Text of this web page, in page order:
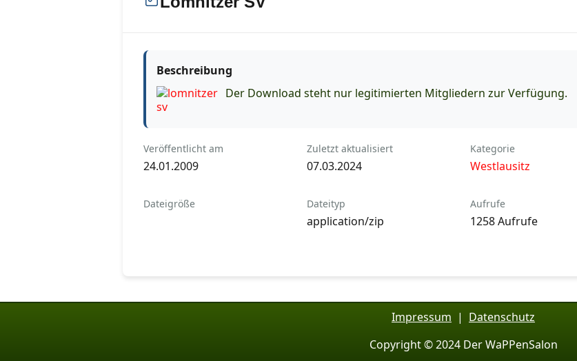
Beschreibung
Der Download steht nur legitimierten Mitgliedern zur Verfügung.
Veröffentlicht am
24.01.2009
Zuletzt aktualisiert
07.03.2024
Kategorie
Westlausitz
Dateigröße Dateityp
application/zip
Aufrufe
1258 Aufrufe
Impressum | Datenschutz
Copyright © 2024 Der WaPPenSalon